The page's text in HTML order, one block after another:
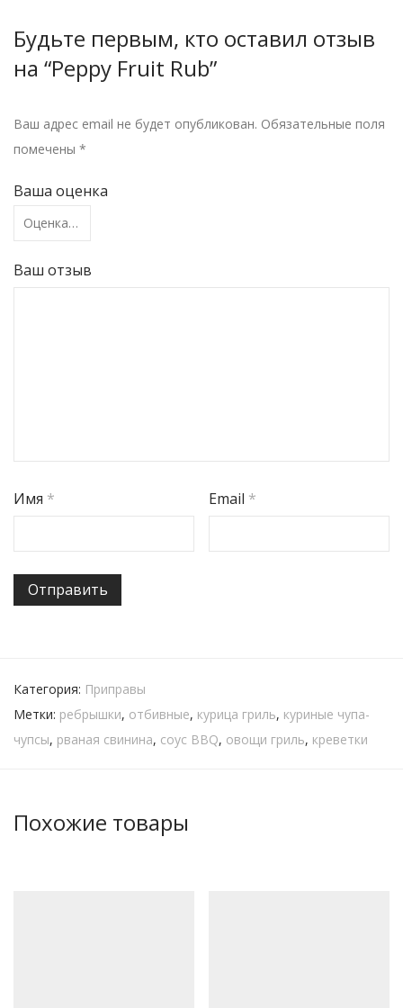
Будьте первым, кто оставил отзыв
на “Peppy Fruit Rub”
Ваш адрес email не будет опубликован. Обязательные поля
помечены *
Ваша оценка
Ваш отзыв
Имя * Email *
Категория: Приправы
Метки: ребрышки, отбивные, курица гриль, куриные чупа-
чупсы, рваная свинина, соус BBQ, овощи гриль, креветки
Похожие товары